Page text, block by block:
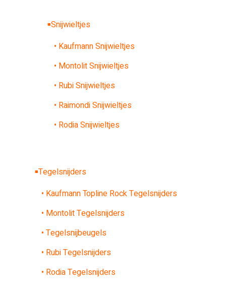
Snijwieltjes
• Kaufmann Snijwieltjes
• Montolit Snijwieltjes
• Rubi Snijwieltjes
• Raimondi Snijwieltjes
• Rodia Snijwieltjes
Tegelsnijders
• Kaufmann Topline Rock Tegelsnijders
• Montolit Tegelsnijders
• Tegelsnijbeugels
• Rubi Tegelsnijders
• Rodia Tegelsnijders